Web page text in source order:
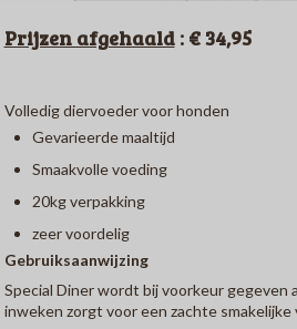
Prijzen afgehaald: € 34,95
Volledig diervoeder voor honden
Gevarieerde maaltijd
Smaakvolle voeding
20kg verpakking
zeer voordelig
Gebruiksaanwijzing
Special Diner wordt bij voorkeur gegeven
inweken zorgt voor een zachte